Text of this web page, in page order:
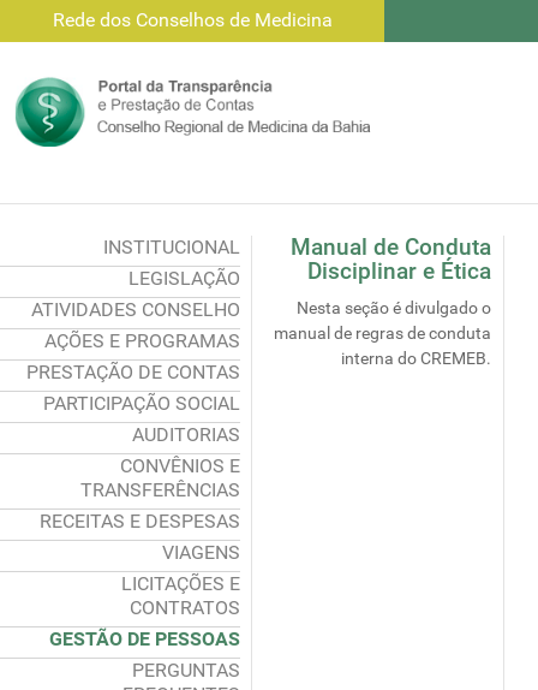
Rede dos Conselhos de Medicina
INSTITUCIONAL
LEGISLAÇÃO
ATIVIDADES CONSELHO
AÇÕES E PROGRAMAS
PRESTAÇÃO DE CONTAS
PARTICIPAÇÃO SOCIAL
AUDITORIAS
CONVÊNIOS E
TRANSFERÊNCIAS
RECEITAS E DESPESAS
VIAGENS
LICITAÇÕES E
CONTRATOS
GESTÃO DE PESSOAS
PERGUNTAS
Manual de Conduta
Disciplinar e Ética
Nesta seção é divulgado o
manual de regras de conduta
interna do CREMEB.